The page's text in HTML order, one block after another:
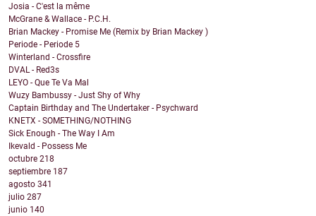
Josia - C'est la même
McGrane & Wallace - P.C.H.
Brian Mackey - Promise Me (Remix by Brian Mackey )
Periode - Periode 5
Winterland - Crossfire
DVAL - Red3s
LEYO - Que Te Va Mal
Wuzy Bambussy - Just Shy of Why
Captain Birthday and The Undertaker - Psychward
KNETX - SOMETHING/NOTHING
Sick Enough - The Way I Am
Ikevald - Possess Me
octubre 218
septiembre 187
agosto 341
julio 287
junio 140